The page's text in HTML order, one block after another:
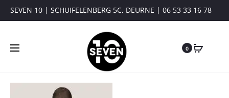
SEVEN 10 | SCHUIFELENBERG 5C, DEURNE | 06 53 33 16 78
0